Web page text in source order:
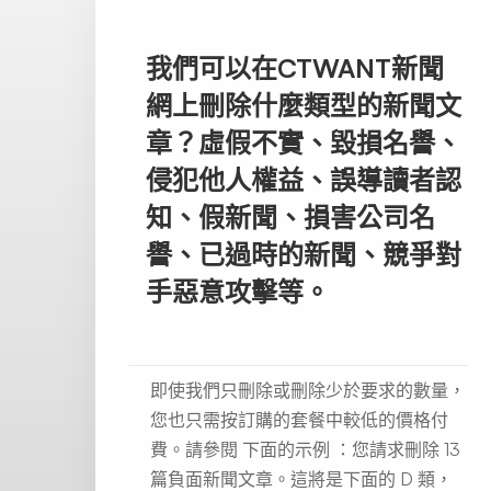
我們可以在CTWANT新聞
網上刪除什麼類型的新聞文
章？虛假不實、毀損名譽、
侵犯他人權益、誤導讀者認
知、假新聞、損害公司名
譽、已過時的新聞、競爭對
手惡意攻擊等。
即使我們只刪除或刪除少於要求的數量，
您也只需按訂購的套餐中較低的價格付
費。請參閱 下面的示例 ：您請求刪除 13
篇負面新聞文章。這將是下面的 D 類，